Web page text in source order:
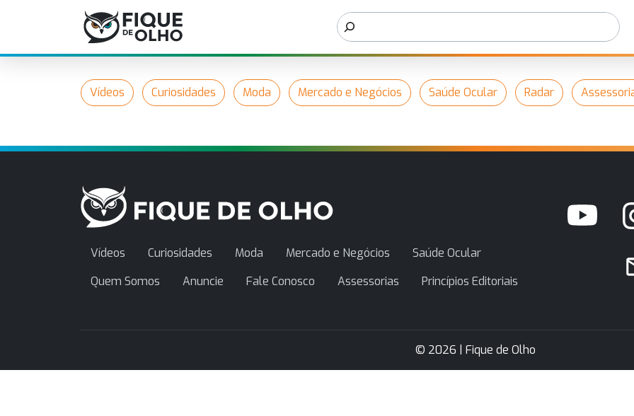
Vídeos Curiosidades Moda Mercado e Negócios Saúde Ocular Radar
Vídeos Curiosidades Moda Mercado e Negócios
Saúde Ocular
Quem Somos
Anuncie Fale Conosco Assessorias Princípios Editoriais
© 2026 | Fique de Olho